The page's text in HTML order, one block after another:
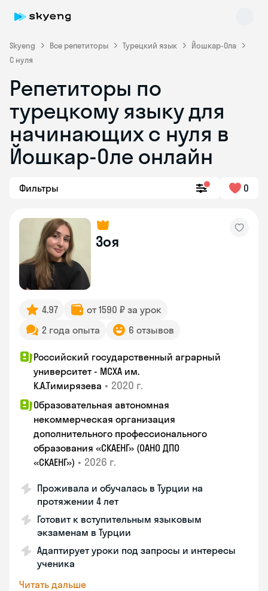
Skyeng Все репетиторы Турецкий язык
Йошкар-Ола
С нуля
Репетиторы по
турецкому языку для
начинающих с нуля в
Йошкар-Оле онлайн
Фильтры 0
Зоя
4.97
от 1590 ₽ за урок
2 года опыта
6 отзывов
Российский государственный аграрный
университет - МСХА им.
К.А.Тимирязева • 2020 г.
Образовательная автономная
некоммерческая организация
дополнительного профессионального
образования «СКАЕНГ» (ОАНО ДПО
«СКАЕНГ») • 2026 г.
Проживала и обучалась в Турции на
протяжении 4 лет
Готовит к вступительным языковым
экзаменам в Турции
Адаптирует уроки под запросы и интересы
ученика
Читать дальше
Skyeng Chat